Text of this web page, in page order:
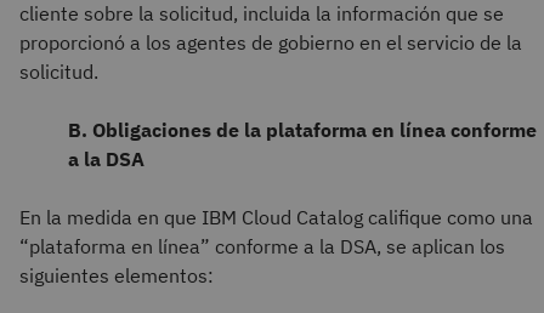
cliente sobre la solicitud, incluida la información que se
proporcionó a los agentes de gobierno en el servicio de la
solicitud.
B. Obligaciones de la plataforma en línea conforme
a la DSA
En la medida en que IBM Cloud Catalog califique como una
“plataforma en línea” conforme a la DSA, se aplican los
siguientes elementos: